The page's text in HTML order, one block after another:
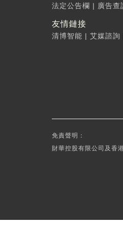
法定公告欄 | 廣告查
友情鏈接
清博智能 | 艾媒諮詢
免責聲明：
財華控股有限公司及香